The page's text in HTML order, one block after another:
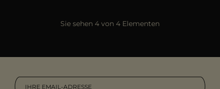
Sie sehen 4 von 4 Elementen